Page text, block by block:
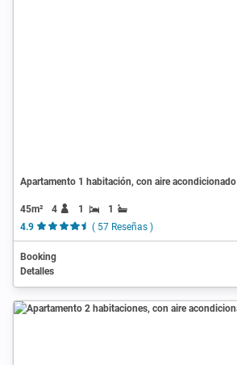
Apartamento 1 habitación, con aire acondicionado
45m² 4 1
1
4.9
( 57 Reseñas )
Booking
Detalles